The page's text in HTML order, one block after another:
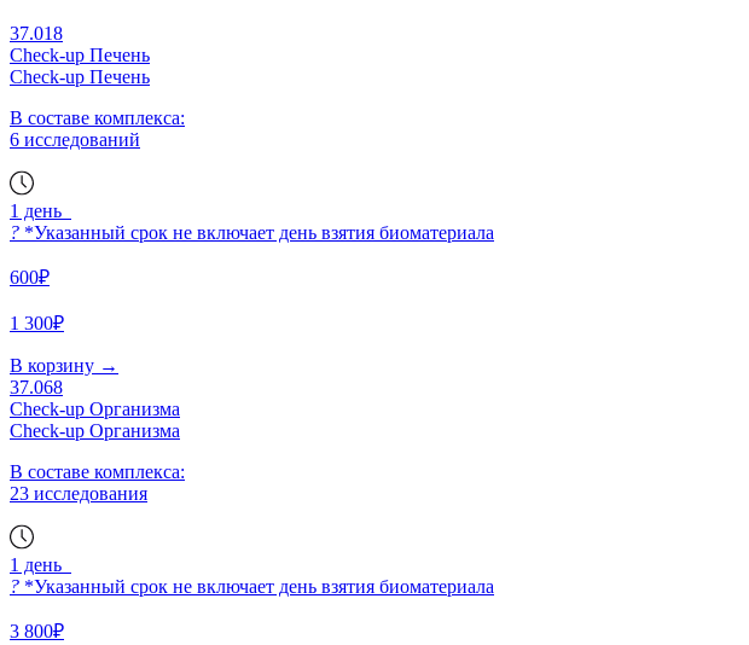
37.018
Check-up Печень
Check-up Печень
В составе комплекса:
6 исследований
1 день
? *Указанный срок не включает день взятия биоматериала
600₽
1 300₽
В корзину →
37.068
Check-up Организма
Check-up Организма
В составе комплекса:
23 исследования
1 день
? *Указанный срок не включает день взятия биоматериала
3 800₽